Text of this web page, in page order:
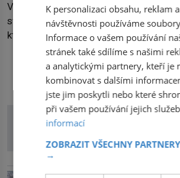
Velká jezera Severní Ameriky jsou
světové sladké vody a páteří
který ze všech úhlů ve třech dílech
kanadský dokument Nezkrocená Velká
premiéře jej uvidíte na Viasat Nature v
července. Hořejší jezero, Huronské
jezero, Erijské jezero, Ontarijské jezero
jezera a řeky […]
DALŠÍ ČLÁNKY Z
K personalizaci obsahu, reklam
návštěvnosti používáme
Informace o vašem používání
stránek také sdílíme s našimi
a analytickými partnery, kteří je
kombinovat s dalšími
jste jim poskytli nebo které
při vašem používání jejich
informací
ZOBRAZIT VŠECHNY
→